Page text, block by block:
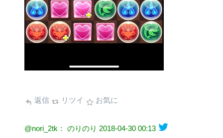
返信 リツイ お気に
@nori_2tk： のりのり 2018-04-30 00:13